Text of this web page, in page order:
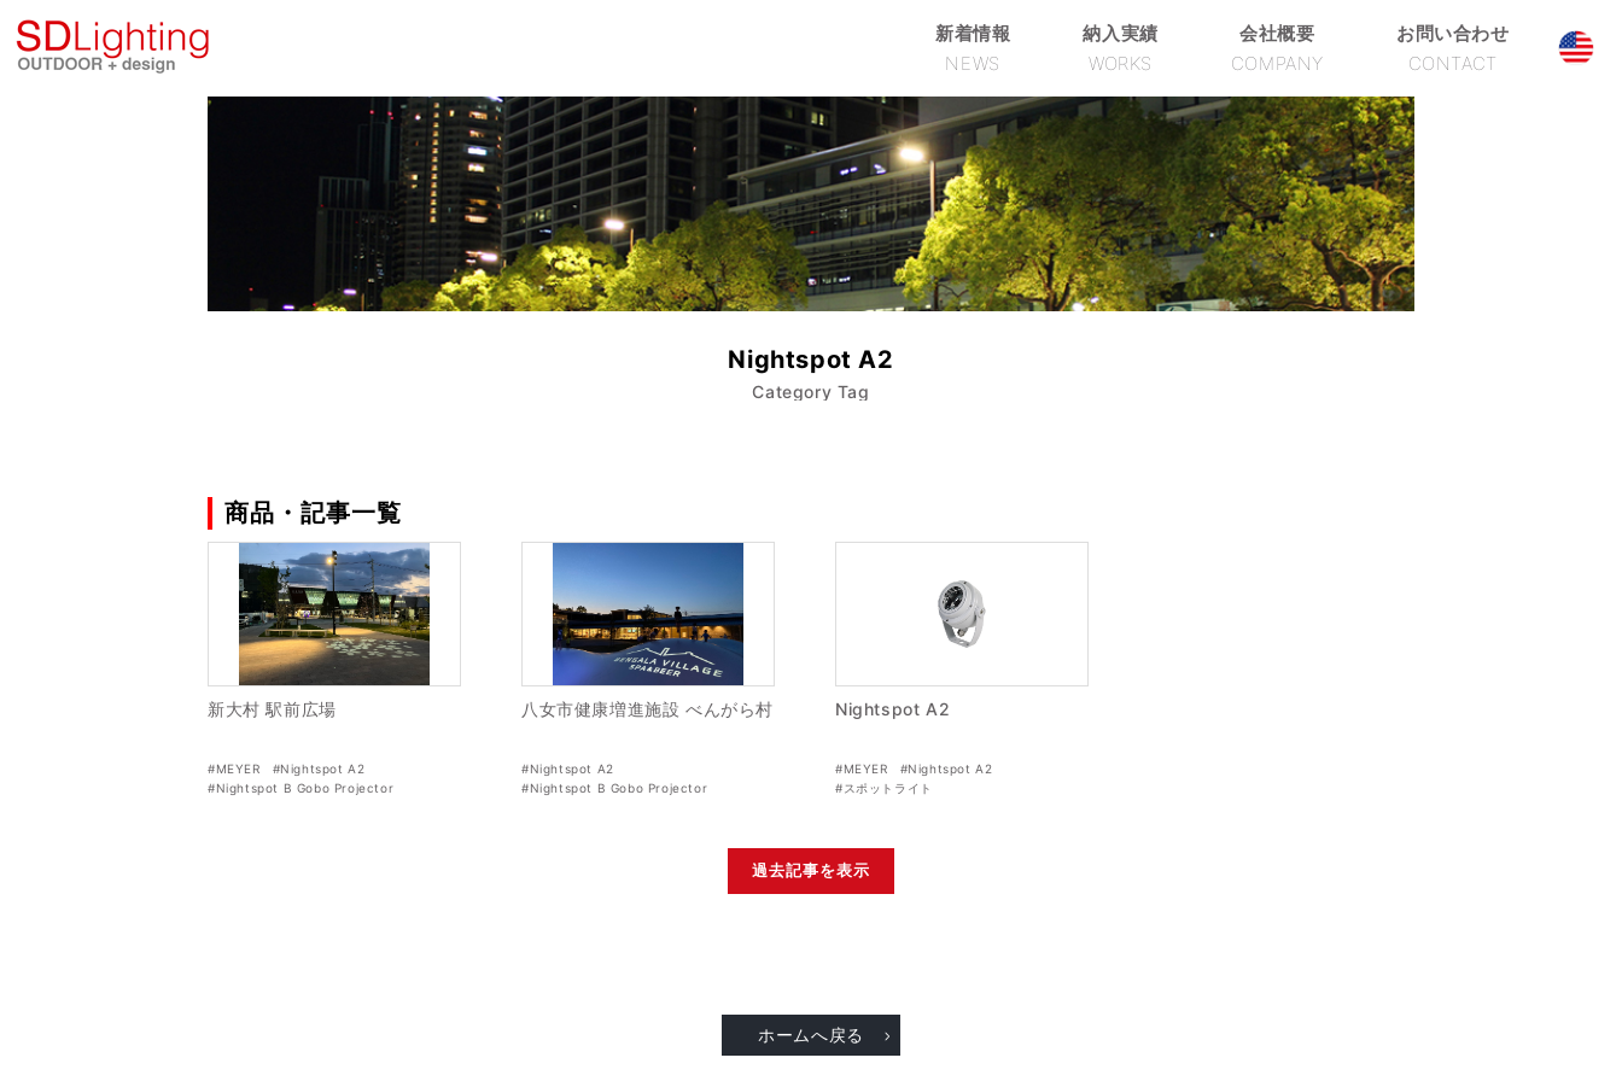
新着情報
NEWS
納入実績
WORKS
会社概要
COMPANY
お問い合わせ
CONTACT
Nightspot A2
Category Tag
商品・記事一覧
新大村 駅前広場
#MEYER
#Nightspot A2
#Nightspot B Gobo Projector
八女市健康増進施設 べんがら村
#Nightspot A2
#Nightspot B Gobo Projector
Nightspot A2
#MEYER
#Nightspot A2
#スポットライト
過去記事を表示
ホームへ戻る